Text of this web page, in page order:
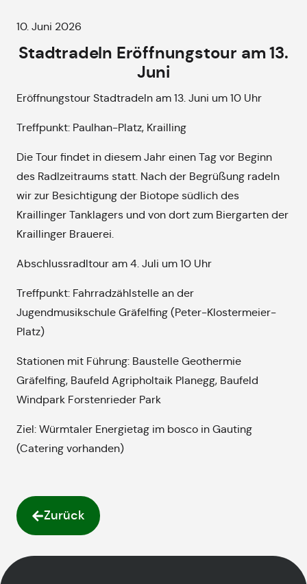
10. Juni 2026
Stadtradeln Eröffnungstour am 13.
Juni
Eröffnungstour Stadtradeln am 13. Juni um 10 Uhr
Treffpunkt: Paulhan-Platz, Krailling
Die Tour findet in diesem Jahr einen Tag vor Beginn
des Radlzeitraums statt. Nach der Begrüßung radeln
wir zur Besichtigung der Biotope südlich des
Kraillinger Tanklagers und von dort zum Biergarten der
Kraillinger Brauerei.
Abschlussradltour am 4. Juli um 10 Uhr
Treffpunkt: Fahrradzählstelle an der
Jugendmusikschule Gräfelfing (Peter-Klostermeier-
Platz)
Stationen mit Führung: Baustelle Geothermie
Gräfelfing, Baufeld Agripholtaik Planegg, Baufeld
Windpark Forstenrieder Park
Ziel: Würmtaler Energietag im bosco in Gauting
(Catering vorhanden)
Zurück